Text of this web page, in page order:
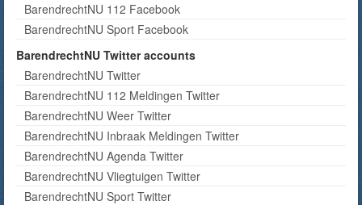
BarendrechtNU 112 Facebook
BarendrechtNU Sport Facebook
BarendrechtNU Twitter accounts
BarendrechtNU Twitter
BarendrechtNU 112 Meldingen Twitter
BarendrechtNU Weer Twitter
BarendrechtNU Inbraak Meldingen Twitter
BarendrechtNU Agenda Twitter
BarendrechtNU Vliegtuigen Twitter
BarendrechtNU Sport Twitter